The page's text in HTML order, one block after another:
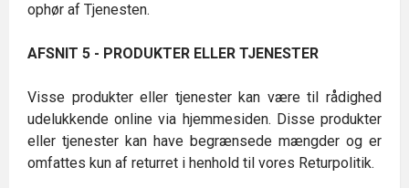
ophør af Tjenesten.
AFSNIT 5 - PRODUKTER ELLER TJENESTER
Visse produkter eller tjenester kan være til rådighed
udelukkende online via hjemmesiden. Disse produkter
eller tjenester kan have begrænsede mængder og er
omfattes kun af returret i henhold til vores Returpolitik.